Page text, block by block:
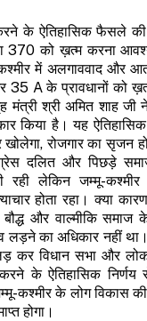
के ऐतिहासिक फैसले की
370 को ख़त्म करना
में अलगाववाद और
A के प्रावधानों को
मंत्री श्री अमित शाह
किया है। यह ऐतिहासिक
खोलेगा, रोजगार का सृजन
दलित और पिछड़े
रही लेकिन जम्मू-
होता रहा। क्या
बौद्ध और वाल्मीकि
लड़ने का अधिकार नहीं
कर विधान सभा और
के ऐतिहासिक निर्णय
कश्मीर के लोग विकास
होगा।